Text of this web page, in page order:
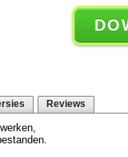
Reviews